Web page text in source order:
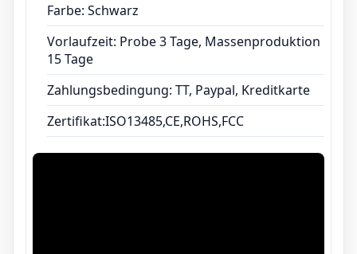
Farbe: Schwarz
Vorlaufzeit: Probe 3 Tage, Massenproduktion
15 Tage
Zahlungsbedingung: TT, Paypal, Kreditkarte
Zertifikat:ISO13485,CE,ROHS,FCC